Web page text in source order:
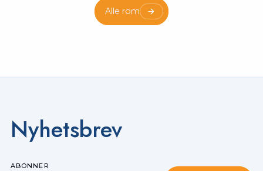
Alle rom
Nyhetsbrev
ABONNER